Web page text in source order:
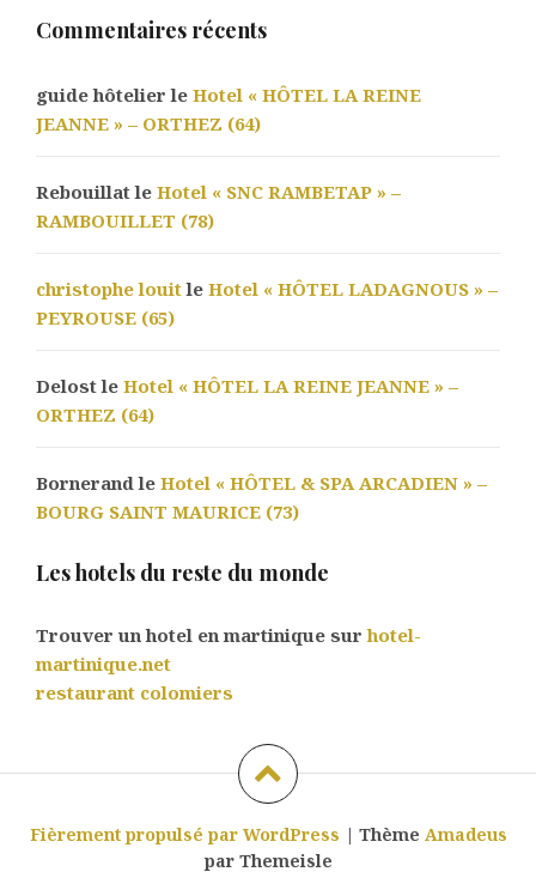
Commentaires récents
guide hôtelier le Hotel « HÔTEL LA REINE
JEANNE » – ORTHEZ (64)
Rebouillat le Hotel « SNC RAMBETAP » –
RAMBOUILLET (78)
christophe louitle Hotel « HÔTEL LADAGNOUS » –
PEYROUSE (65)
Delost le Hotel « HÔTEL LA REINE JEANNE » –
ORTHEZ (64)
Bornerand le Hotel « HÔTEL & SPA ARCADIEN » –
BOURG SAINT MAURICE (73)
Les hotels du reste du monde
Trouver un hotel en martinique surhotel-
martinique.net
restaurant colomiers
Fièrement propulsé par WordPress | Thème Amadeus
par Themeisle